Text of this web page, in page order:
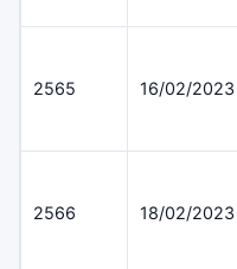
2565 16/02/2023
2566 18/02/2023